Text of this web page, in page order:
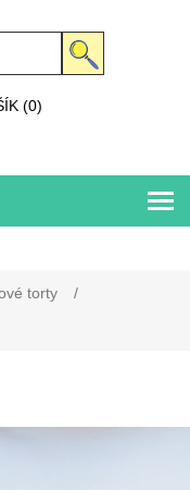
(0)
torty
/